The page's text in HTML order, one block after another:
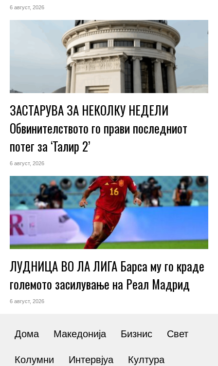
6 август, 2026
ЗАСТАРУВА ЗА НЕКОЛКУ НЕДЕЛИ
Обвинителството го прави последниот
потег за ‘Талир 2’
6 август, 2026
ЛУДНИЦА ВО ЛА ЛИГА Барса му го краде
големото засилување на Реал Мадрид
6 август, 2026
Дома Македонија Бизнис Свет
Колумни Интервјуа Култура